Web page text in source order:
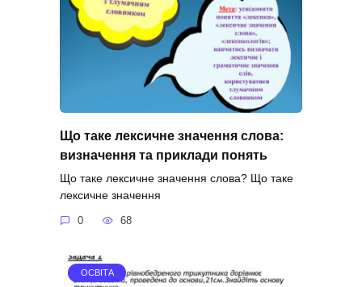
Що таке лексичне значення слова:
визначення та приклади понять
Що таке лексичне значення слова? Що таке
лексичне значення
0 68
ОСВІТА